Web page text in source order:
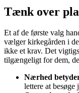
Tænk over
Et af de første valg
vælger kirkegården i
ikke et krav. Det
tilgængeligt for dem,
Nærhed
lettere at